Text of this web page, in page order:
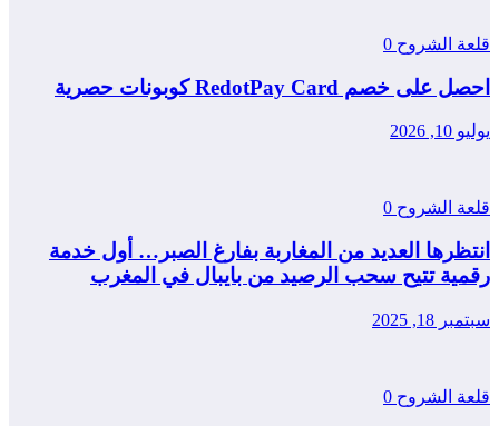
قلعة الشروح 0
احصل على خصم RedotPay Card كوبونات حصرية
يوليو 10, 2026
قلعة الشروح 0
انتظرها العديد من المغاربة بفارغ الصبر… أول خدمة
رقمية تتيح سحب الرصيد من بايبال في المغرب
سبتمبر 18, 2025
قلعة الشروح 0